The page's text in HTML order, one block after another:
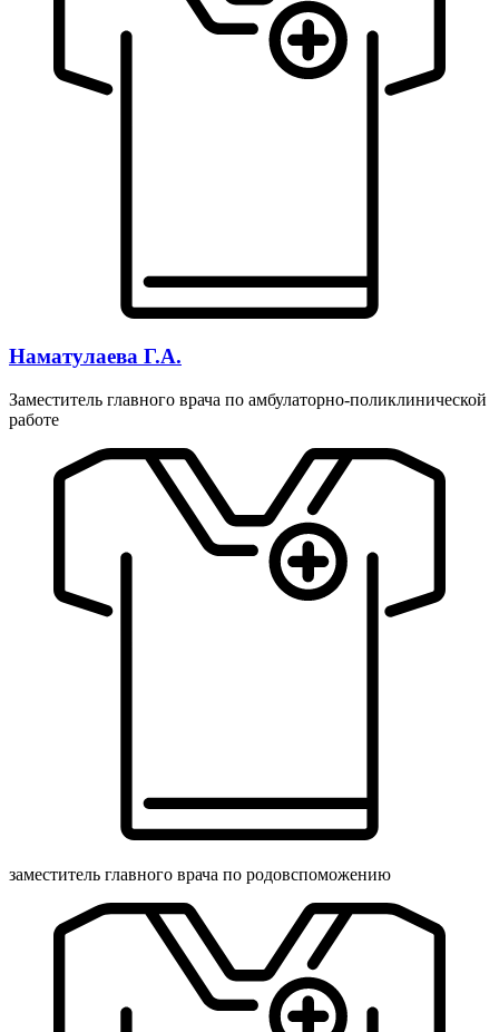
Наматулаева Г.А.
Заместитель главного врача по амбулаторно-поликлинической
работе
заместитель главного врача по родовспоможению